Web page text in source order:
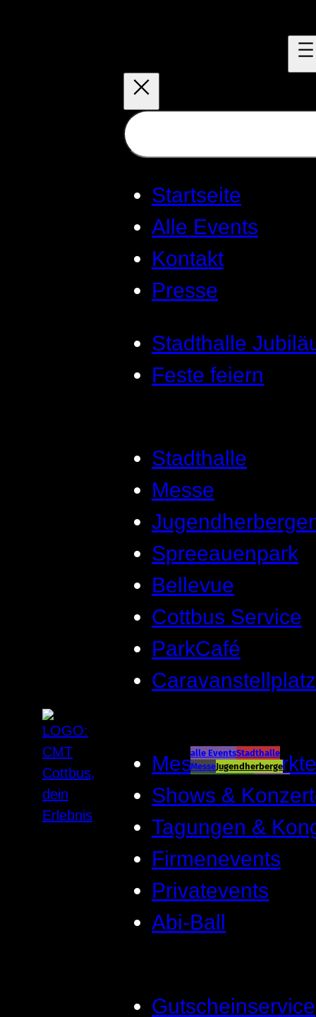
Suchen
Startseite
Alle Events
Kontakt
Presse
Stadthalle
Feste feiern
Stadthalle
Messe
Spreeauenpark
Bellevue
Cottbus Service
ParkCafé
Caravanstellplatz
Messen & Märkte
Shows &
Tagungen &
Firmenevents
Privatevents
Abi-Ball
Gutscheinservice
alle EventsStadthalle
MesseJugendherberge
CottbusService ParkCafé
Caravanstellplatz